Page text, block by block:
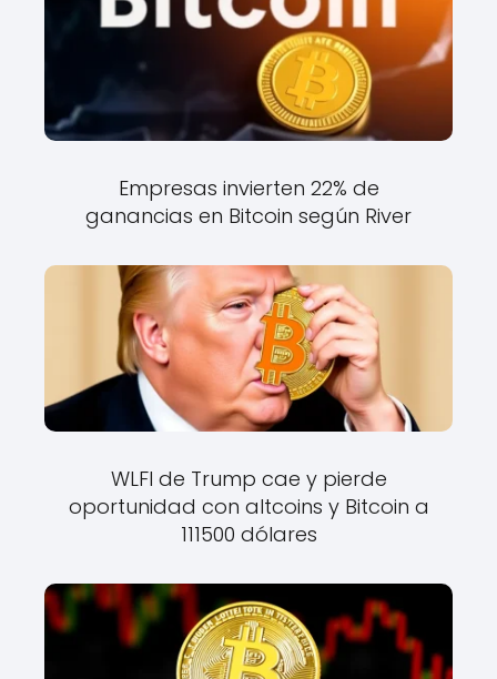
Empresas invierten 22% de
ganancias en Bitcoin según River
WLFI de Trump cae y pierde
oportunidad con altcoins y Bitcoin a
111500 dólares